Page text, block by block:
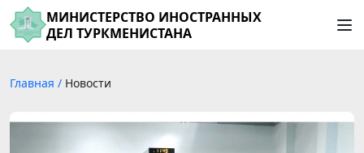
МИНИСТЕРСТВО ИНОСТРАННЫХ
ДЕЛ ТУРКМЕНИСТАНА
Главная / Новости